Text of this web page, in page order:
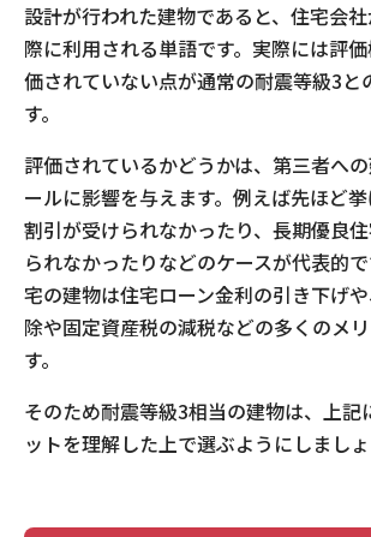
設計が行われた建物であると、住宅会
際に利用される単語です。実際には評
価されていない点が通常の耐震等級3と
す。
評価されているかどうかは、第三者へ
ールに影響を与えます。例えば先ほど
割引が受けられなかったり、長期優良
られなかったりなどのケースが代表的
宅の建物は住宅ローン金利の引き下げ
除や固定資産税の減税などの多くのメ
す。
そのため耐震等級3相当の建物は、上記
ットを理解した上で選ぶようにしましょ